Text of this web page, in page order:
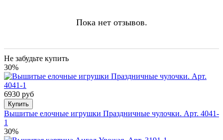
Пока нет отзывов.
Не забудьте купить
30%
6930 руб
Купить
Вышитые елочные игрушки Праздничные чулочки. Арт. 4041-
1
30%